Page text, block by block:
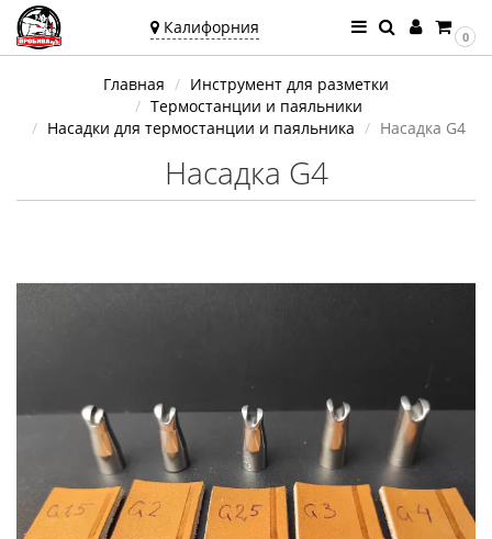
Калифорния
Калифорния
Угадали?
0
Главная
Инструмент для разметки
Термостанции и паяльники
Насадки для термостанции и паяльника
Насадка G4
Насадка G4